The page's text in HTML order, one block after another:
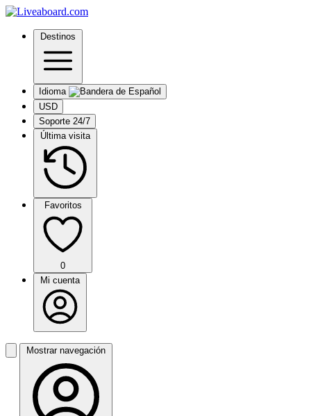
Destinos
Idioma
USD
Soporte 24/7
Última visita
Favoritos
0
Mi cuenta
Mostrar navegación